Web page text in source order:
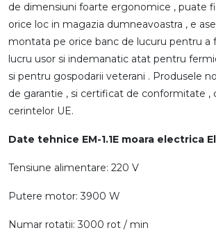
de dimensiuni foarte ergonomice , puate
orice loc in magazia dumneavoastra , e
montata pe orice banc de lucuru pentru a
lucru usor si indemanatic atat pentru
si pentru gospodarii veterani . Produsele
de garantie , si certificat de conformitate ,
cerintelor UE.
Date tehnice EM-1.1E moara electrica
Tensiune alimentare: 220 V
Putere motor: 3900 W
Numar rotatii: 3000 rot / min